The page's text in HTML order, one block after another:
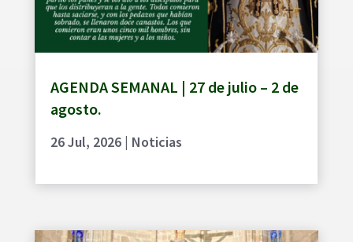
AGENDA SEMANAL | 27 de julio – 2 de
agosto.
26 Jul, 2026| Noticias